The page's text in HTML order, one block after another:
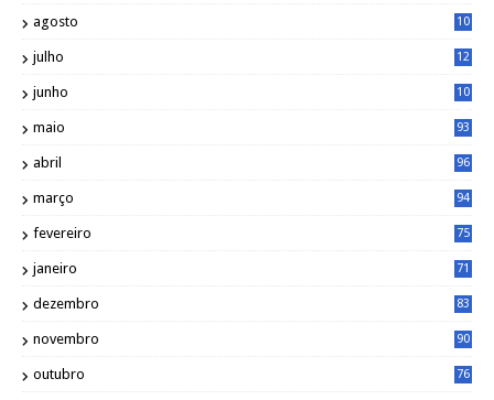
agosto
10
julho
12
junho
10
maio 93
abril 96
março 94
fevereiro 75
janeiro 71
dezembro 83
novembro 90
outubro 76